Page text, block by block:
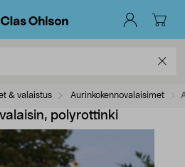
& valaistus Aurinkokennovalaisimet
polyrottinki